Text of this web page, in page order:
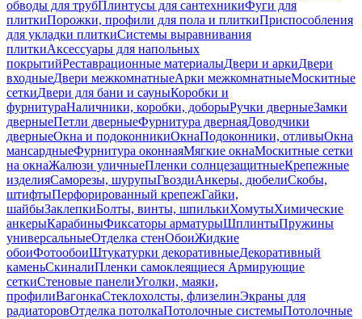
обводы для трубПлинтусы для сантехникиФуги для
плиткиПорожки, профили для пола и плиткиПриспособления
для укладки плиткиСистемы выравнивания
плиткиАксессуары для напольных
покрытийРеставрационные материалыДвери и аркиДвери
входныеДвери межкомнатныеАрки межкомнатныеМоскитные
сеткиДвери для бани и сауныКоробки и
фурнитураНаличники, коробки, доборыРучки дверныеЗамки
дверныеПетли дверныеФурнитура двернаяДоводчики
дверныеОкна и подоконникиОкнаПодоконники, отливыОкна
мансардныеФурнитура оконнаяМягкие окнаМоскитные сетки
на окнаЖалюзи уличныеПленки солнцезащитныеКрепежные
изделияСаморезы, шурупыГвоздиАнкеры, дюбелиСкобы,
штифтыПерфорированный крепежГайки,
шайбыЗаклепкиБолты, винты, шпилькиХомутыХимические
анкерыКарабиныФиксаторы арматурыШплинтыПружины
универсальныеОтделка стенОбоиЖидкие
обоиФотообоиШтукатурки декоративныеДекоративный
каменьСкиналиПленки самоклеящиеся Армирующие
сеткиСтеновые панелиУголки, маяки,
профилиВагонкаСтеклохолсты, флизелинЭкраны для
радиаторовОтделка потолкаПотолочные системыПотолочные